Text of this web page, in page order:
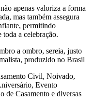
apenas valoriza a forma
mas também assegura
permitindo
a celebração.
a ombro, sereia, justo
produzido no Brasil
Civil, Noivado,
Evento
de Casamento e diversas